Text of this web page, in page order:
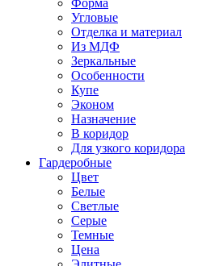
Форма
Угловые
Отделка и материал
Из МДФ
Зеркальные
Особенности
Купе
Эконом
Назначение
В коридор
Для узкого коридора
Гардеробные
Цвет
Белые
Светлые
Серые
Темные
Цена